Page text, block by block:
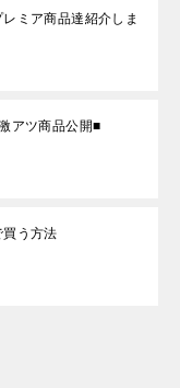
ミア商品達紹介しま
アツ商品公開■
買う方法